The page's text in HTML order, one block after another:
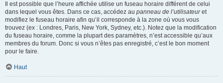
Il est possible que l’heure affichée utilise un fuseau horaire différent de celui
dans lequel vous êtes. Dans ce cas, accédez au panneau de l’utilisateuret
modifiez le fuseau horaire afin qu’il corresponde à la zone où vous vous
trouvez (ex : Londres, Paris, New York, Sydney, etc.). Notez que la modification
du fuseau horaire, comme la plupart des paramètres, n’est accessible qu’aux
membres du forum. Donc si vous n’êtes pas enregistré, c’est le bon moment
pour le faire.
Haut